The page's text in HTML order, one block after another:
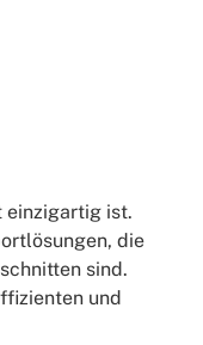
einzigartig ist.
die
sind.
und